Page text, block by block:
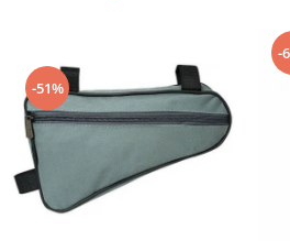
-51%
-